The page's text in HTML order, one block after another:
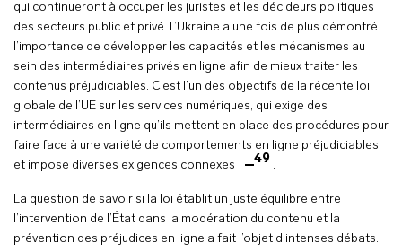
qui continueront à occuper les juristes et les décideurs politiques
des secteurs public et privé. L’Ukraine a une fois de plus démontré
l’importance de développer les capacités et les mécanismes au
sein des intermédiaires privés en ligne afin de mieux traiter les
contenus préjudiciables. C’est l’un des objectifs de la récente loi
globale de l’UE sur les services numériques, qui exige des
intermédiaires en ligne qu’ils mettent en place des procédures pour
faire face à une variété de comportements en ligne préjudiciables
et impose diverses exigences connexes
49 .
La question de savoir si la loi établit un juste équilibre entre
l’intervention de l’État dans la modération du contenu et la
prévention des préjudices en ligne a fait l’objet d’intenses débats.